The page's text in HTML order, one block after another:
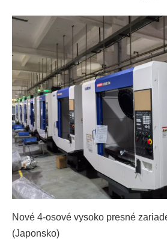
Nové 4-osové vysoko presné
(Japonsko)